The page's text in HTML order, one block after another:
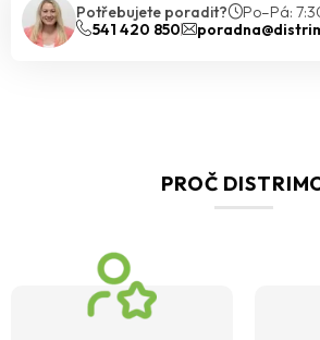
Potřebujete poradit?
Po–Pá:
541 420 850
PROČ